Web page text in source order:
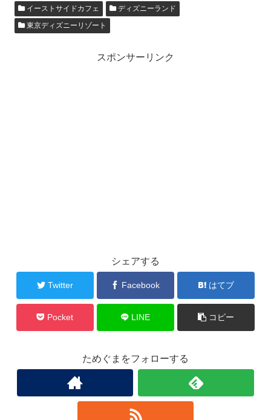
イーストサイドカフェ
ディズニーランド
東京ディズニーリゾート
スポンサーリンク
シェアする
Twitter Facebook はてブ
Pocket LINE コピー
ためぐまをフォローする